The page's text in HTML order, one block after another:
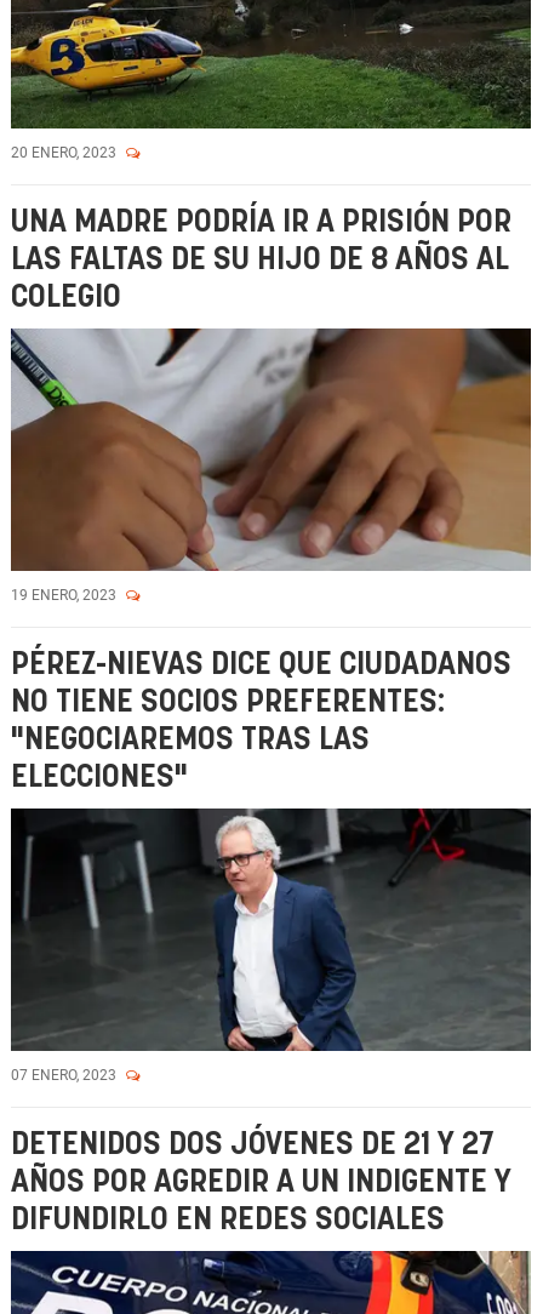
20 ENERO, 2023
UNA MADRE PODRÍA IR A PRISIÓN POR
LAS FALTAS DE SU HIJO DE 8 AÑOS AL
COLEGIO
19 ENERO, 2023
PÉREZ-NIEVAS DICE QUE CIUDADANOS
NO TIENE SOCIOS PREFERENTES:
"NEGOCIAREMOS TRAS LAS
ELECCIONES"
07 ENERO, 2023
DETENIDOS DOS JÓVENES DE 21 Y 27
AÑOS POR AGREDIR A UN INDIGENTE Y
DIFUNDIRLO EN REDES SOCIALES